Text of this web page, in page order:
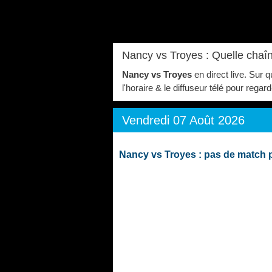
Nancy vs Troyes : Quelle
Nancy vs Troyes en direct live. Sur
l'horaire & le diffuseur télé pour
Vendredi 07 Août 2026
Nancy vs Troyes : pas de